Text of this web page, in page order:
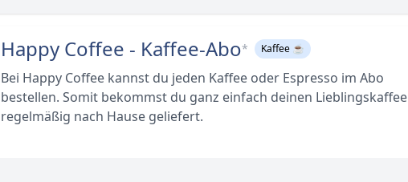
Happy Coffee - Kaffee-Abo* Kaffee ☕
Bei Happy Coffee kannst du jeden Kaffee oder Espresso im Abo
bestellen. Somit bekommst du ganz einfach deinen Lieblingskaffee
regelmäßig nach Hause geliefert.